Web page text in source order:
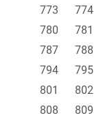
773
774
780
781
787
788
794
795
801
802
808
809